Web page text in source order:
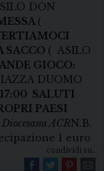
DON
(
SACCO ( ASILO
GIOCO:
DUOMO
SALUTI
PAESI
ACRN.B.
1 euro
condividi su...